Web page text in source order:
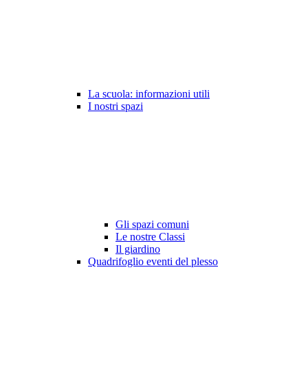
La scuola: informazioni utili
I nostri spazi
Gli spazi comuni
Le nostre Classi
Il giardino
Quadrifoglio eventi del plesso